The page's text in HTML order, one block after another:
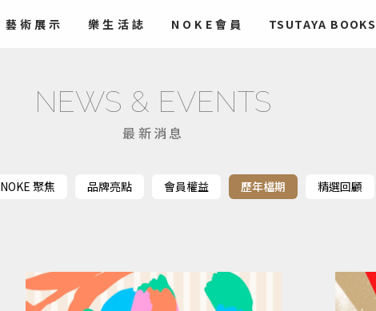
藝術 展示 樂生活誌 NOKE會員 TSUTAYA
NEWS & EVENTS
最新消息
NOKE 聚焦 品牌亮點 會員權益 歷年檔期 精選回顧